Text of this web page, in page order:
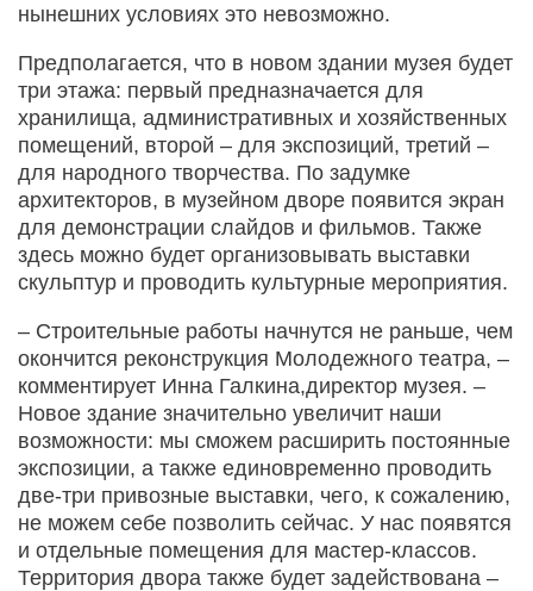
нынешних условиях это невозможно.
Предполагается, что в новом здании музея будет
три этажа: первый предназначается для
хранилища, административных и хозяйственных
помещений, второй – для экспозиций, третий –
для народного творчества. По задумке
архитекторов, в музейном дворе появится экран
для демонстрации слайдов и фильмов. Также
здесь можно будет организовывать выставки
скульптур и проводить культурные мероприятия.
– Строительные работы начнутся не раньше, чем
окончится реконструкция Молодежного театра, –
комментирует Инна Галкина,директор музея. –
Новое здание значительно увеличит наши
возможности: мы сможем расширить постоянные
экспозиции, а также единовременно проводить
две-три привозные выставки, чего, к сожалению,
не можем себе позволить сейчас. У нас появятся
и отдельные помещения для мастер-классов.
Территория двора также будет задействована –